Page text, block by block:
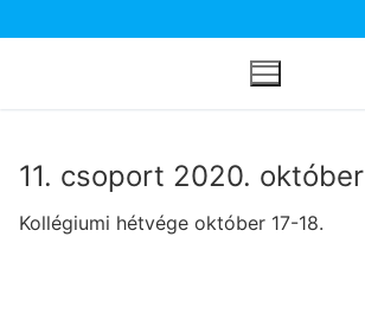
a
11. csoport 2020. október
Kollégiumi hétvége október 17-18.